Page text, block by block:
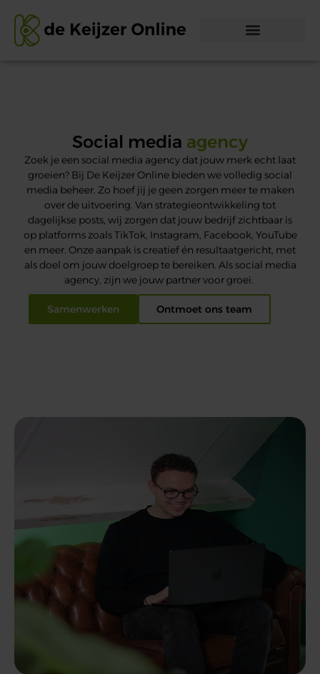
Social media agency
Zoek je een social media agency dat jouw merk echt laat
groeien? Bij De Keijzer Online bieden we volledig social
media beheer. Zo hoef jij je geen zorgen meer te maken
over de uitvoering. Van strategieontwikkeling tot
dagelijkse posts , wij zorgen dat jouw bedrijf zichtbaar is
op platforms zoalsTikTok , Instagram, Facebook, YouTube
en meer. Onze aanpak is creatief én resultaatgericht, met
als doel om jouw doelgroep te bereiken. Als social media
agency, zijn we jouw partner voor groei.
Samenwerken Ontmoet ons team